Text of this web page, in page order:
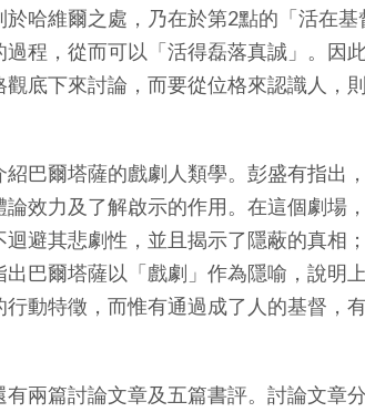
哈維爾之處，乃在於第2點的「活在
程，從而可以「活得磊落真誠」。因
底下來討論，而要從位格來認識人，
爾塔薩的戲劇人類學。彭盛有指出
效力及了解啟示的作用。在這個劇場
迴避其悲劇性，並且揭示了隱蔽的真相
巴爾塔薩以「戲劇」作為隱喻，說明
動特徵，而惟有通過成了人的基督，
篇討論文章及五篇書評。討論文章